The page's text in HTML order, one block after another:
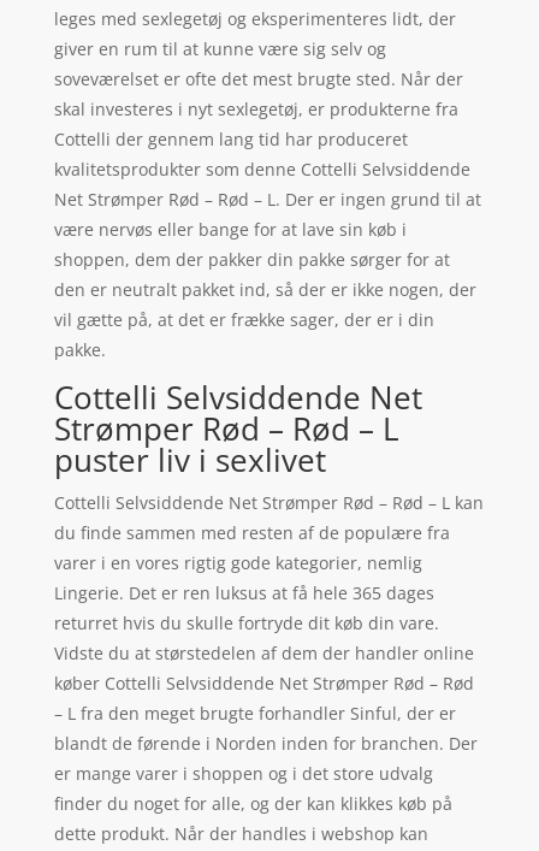
leges med sexlegetøj og eksperimenteres lidt, der
giver en rum til at kunne være sig selv og
soveværelset er ofte det mest brugte sted. Når der
skal investeres i nyt sexlegetøj, er produkterne fra
Cottelli der gennem lang tid har produceret
kvalitetsprodukter som denne Cottelli Selvsiddende
Net Strømper Rød – Rød – L. Der er ingen grund til at
være nervøs eller bange for at lave sin køb i
shoppen, dem der pakker din pakke sørger for at
den er neutralt pakket ind, så der er ikke nogen, der
vil gætte på, at det er frække sager, der er i din
pakke.
Cottelli Selvsiddende Net
Strømper Rød – Rød – L
puster liv i sexlivet
Cottelli Selvsiddende Net Strømper Rød – Rød – L kan
du finde sammen med resten af de populære fra
varer i en vores rigtig gode kategorier, nemlig
Lingerie. Det er ren luksus at få hele 365 dages
returret hvis du skulle fortryde dit køb din vare.
Vidste du at størstedelen af dem der handler online
køber Cottelli Selvsiddende Net Strømper Rød – Rød
– L fra den meget brugte forhandler Sinful, der er
blandt de førende i Norden inden for branchen. Der
er mange varer i shoppen og i det store udvalg
finder du noget for alle, og der kan klikkes køb på
dette produkt. Når der handles i webshop kan